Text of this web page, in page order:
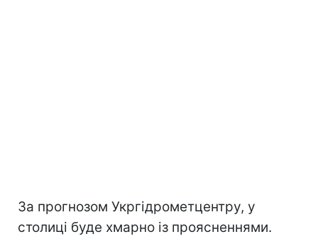
За прогнозом Укргідрометцентру, у
столиці буде хмарно із проясненнями.